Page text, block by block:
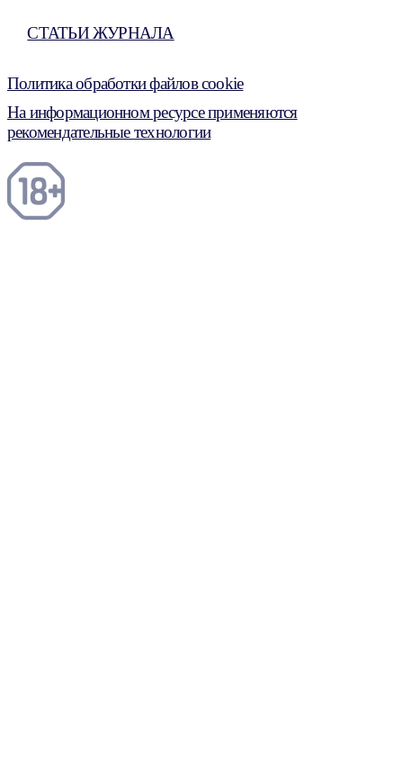
СТАТЬИ ЖУРНАЛА
Политика обработки файлов cookie
На информационном ресурсе применяются
рекомендательные технологии